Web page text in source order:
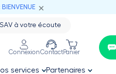
SAV à votre écoute
ConnexionContactPanier
services Partenaires